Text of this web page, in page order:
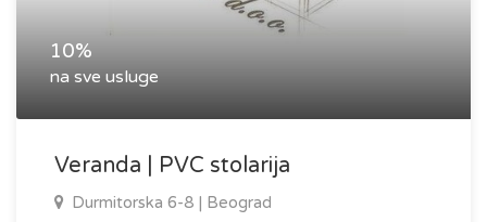
10%
na sve usluge
Veranda | PVC stolarija
Durmitorska 6-8 | Beograd